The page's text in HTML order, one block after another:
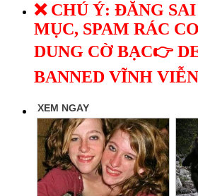
❌ CHÚ Ý: ĐĂNG
MỤC, SPAM RÁC
DUNG CỜ BẠC👉
BANNED VĨNH VIỄN